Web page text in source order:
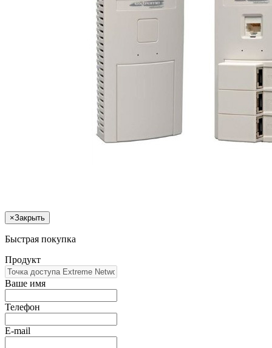
×Закрыть
Быстрая покупка
Продукт
Ваше имя
Телефон
E-mail